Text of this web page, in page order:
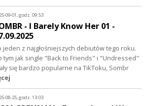
09-01, godz. 09:53
- I Barely Know Her 01 -
jeden z najgłośniejszych debiutów tego roku.
tym jak single "Back to Friends" i "Undressed"
się bardzo popularne na TikToku, Sombr
08-25, godz. 13:03